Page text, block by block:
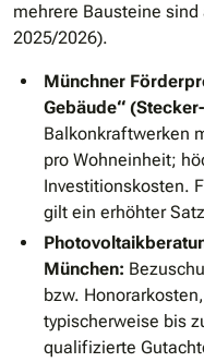
mehrere Bausteine
2025/2026).
Münchner
Gebäude“
Balkonkraftwerken
pro Wohneinheit;
Investitionskosten.
gilt ein erhöhter
München:
bzw.
typischerweise bis
qualifizierte